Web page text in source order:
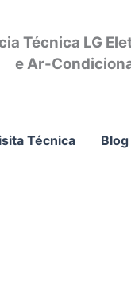
Técnica LG
e Ar-
Técnica Blog